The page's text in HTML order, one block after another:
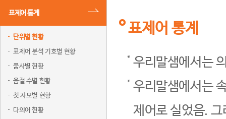
표제어 통계
단위별 현황
표제어 분석 기호별 현황
품사별 현황
음절 수별 현황
첫 자모별 현황
다의어 현황
표제어 통계
우리말샘에서는
우리말샘에서는
제어로 실었음.